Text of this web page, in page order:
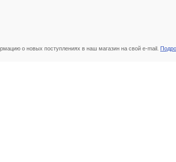
о новых поступлениях в наш магазин на свой e-mail.